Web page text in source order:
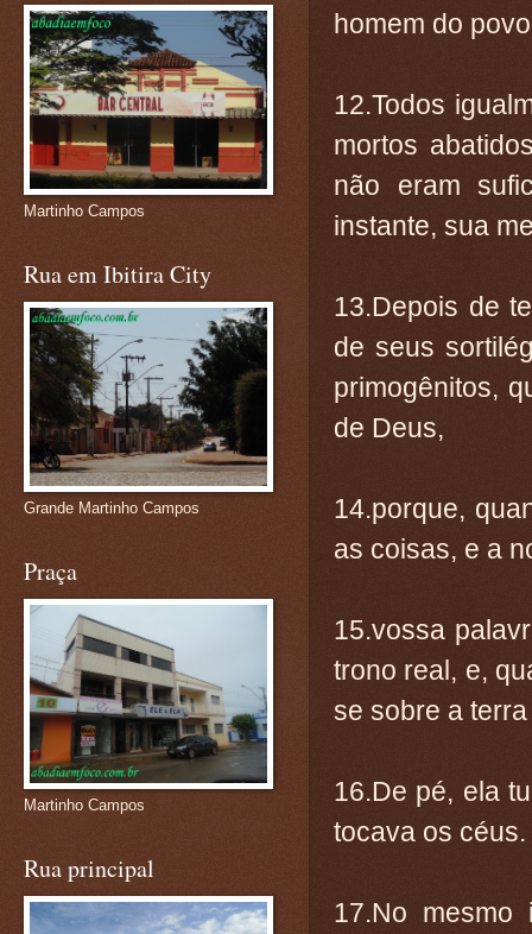
homem do
12.Todos
mortos
não eram
instante, sua
13.Depois de
de seus
primogênitos,
de Deus,
14.porque,
as coisas, e a
15.vossa
trono real, e,
se sobre a
16.De pé, ela
tocava os céus.
17.No mesmo
Martinho Campos
Rua em Ibitira City
Grande Martinho Campos
Praça
Martinho Campos
Rua principal